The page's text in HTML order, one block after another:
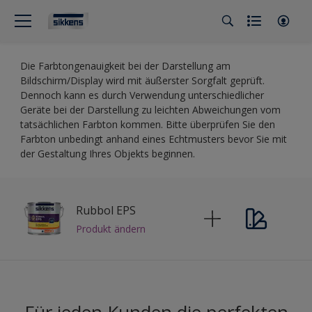
Die Farbtongenauigkeit bei der Darstellung am
Bildschirm/Display wird mit äußerster Sorgfalt geprüft.
Dennoch kann es durch Verwendung unterschiedlicher
Geräte bei der Darstellung zu leichten Abweichungen vom
tatsächlichen Farbton kommen. Bitte überprüfen Sie den
Farbton unbedingt anhand eines Echtmusters bevor Sie mit
der Gestaltung Ihres Objekts beginnen.
Rubbol EPS
Produkt ändern